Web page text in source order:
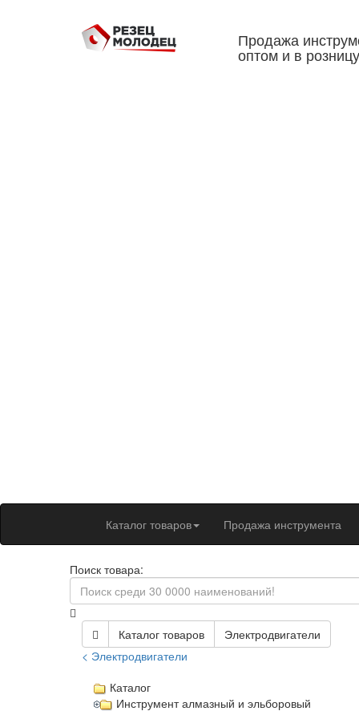
Продажа
оптом и в розницу
Каталог товаров Продажа инструмента
Поиск товара:
Каталог товаров
Электродвигатели
< Электродвигатели
Каталог
Инструмент алмазный и эльборовый